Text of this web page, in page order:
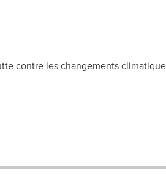
contre les changements